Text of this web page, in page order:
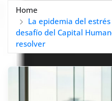
Home
La epidemia del
desafío del Capital
resolver